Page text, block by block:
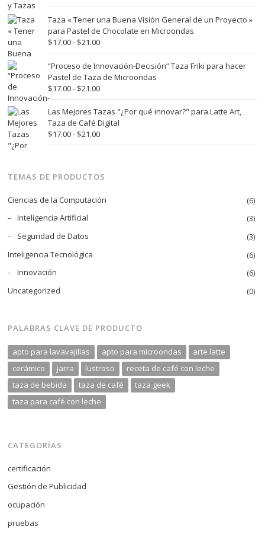
hasta
$21.00
de
precios:
desde
$17.00
hasta
$21.00
Taza « Tener una Buena Visión General de un Proyecto »
para Pastel de Chocolate en Microondas
$17.00- $21.00Rango
de
precios:
desde
$17.00
hasta
$21.00
“Proceso de Innovación-Decisión” Taza Friki para hacer
Pastel de Taza de Microondas
$17.00- $21.00Rango
de
precios:
desde
$17.00
hasta
Las Mejores Tazas "¿Por qué innovar?" para Latte Art,
Taza de Café Digital
$17.00- $21.00Rango
de
$17.00
$21.00
TEMAS DE PRODUCTOS
Ciencias de la Computación (6)
Inteligencia Artificial (3)
Seguridad de Datos (3)
Inteligencia Tecnológica (6)
Innovación (6)
Uncategorized (0)
PALABRAS CLAVE DE PRODUCTO
apto para lavavajillas apto para microondas
arte latte
cerámico
jarra lustroso
receta de café con leche
taza de bebida
taza de café
taza geek
taza para café con leche
CATEGORÍAS
certificación
Gestión de Publicidad
ocupación
pruebas